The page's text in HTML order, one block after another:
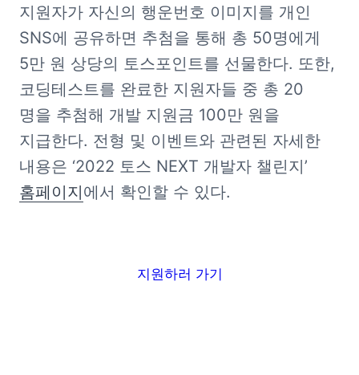
지원자가 자신의 행운번호 이미지를 개인
SNS에 공유하면 추첨을 통해 총 50명에게
5만 원 상당의 토스포인트를 선물한다. 또한,
코딩테스트를 완료한 지원자들 중 총 20
명을 추첨해 개발 지원금 100만 원을
지급한다. 전형 및 이벤트와 관련된 자세한
홈페이지에서 확인할 수 있다.
지원하러 가기